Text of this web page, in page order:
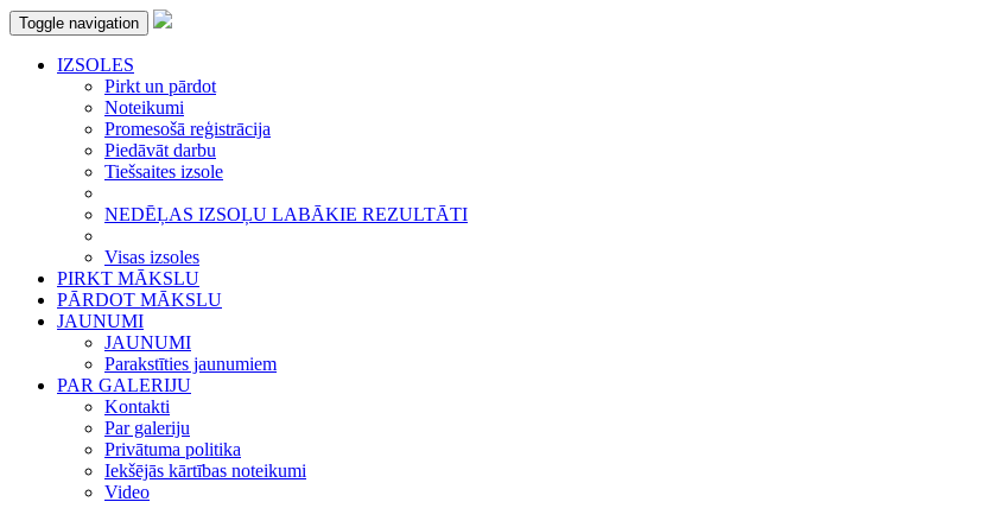
Toggle navigation
IZSOLES
Pirkt un pārdot
Noteikumi
Promesošā reģistrācija
Piedāvāt darbu
Tiešsaites izsole
NEDĒĻAS IZSOĻU LABĀKIE REZULTĀTI
Visas izsoles
PIRKT MĀKSLU
PĀRDOT MĀKSLU
JAUNUMI
JAUNUMI
Parakstīties jaunumiem
PAR GALERIJU
Kontakti
Par galeriju
Privātuma politika
Iekšējās kārtības noteikumi
Video